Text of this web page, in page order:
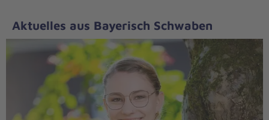
Aktuelles aus Bayerisch Schwaben